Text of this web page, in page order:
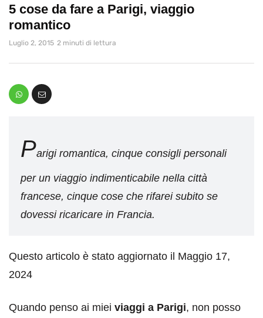
5 cose da fare a Parigi, viaggio
romantico
Luglio 2, 2015 2 minuti di lettura
Parigi romantica, cinque consigli personali
per un viaggio indimenticabile nella città
francese, cinque cose che rifarei subito se
dovessi ricaricare in Francia.
Questo articolo è stato aggiornato il Maggio 17,
2024
Quando penso ai miei viaggi a Parigi, non posso